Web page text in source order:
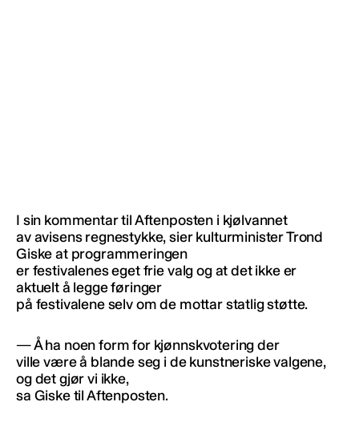
I sin kommentar til Aftenposten i kjølvannet
av avisens regnestykke, sier kulturminister Trond
Giske at programmeringen
er festivalenes eget frie valg og at det ikke er
aktuelt å legge føringer
på festivalene selv om de mottar statlig støtte.
— Å ha noen form for kjønnskvotering der
ville være å blande seg i de kunstneriske valgene,
og det gjør vi ikke,
sa Giske til Aftenposten.